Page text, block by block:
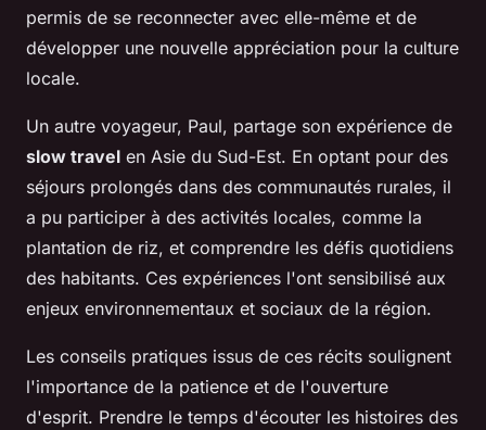
permis de se reconnecter avec elle-même et de
développer une nouvelle appréciation pour la culture
locale.
Un autre voyageur, Paul, partage son expérience de
slow travel en Asie du Sud-Est. En optant pour des
séjours prolongés dans des communautés rurales, il
a pu participer à des activités locales, comme la
plantation de riz, et comprendre les défis quotidiens
des habitants. Ces expériences l'ont sensibilisé aux
enjeux environnementaux et sociaux de la région.
Les conseils pratiques issus de ces récits soulignent
l'importance de la patience et de l'ouverture
d'esprit. Prendre le temps d'écouter les histoires des